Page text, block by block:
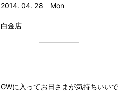
2014. 04. 28 Mon
白金店
GWに入ってお日さまが気持ちいいで